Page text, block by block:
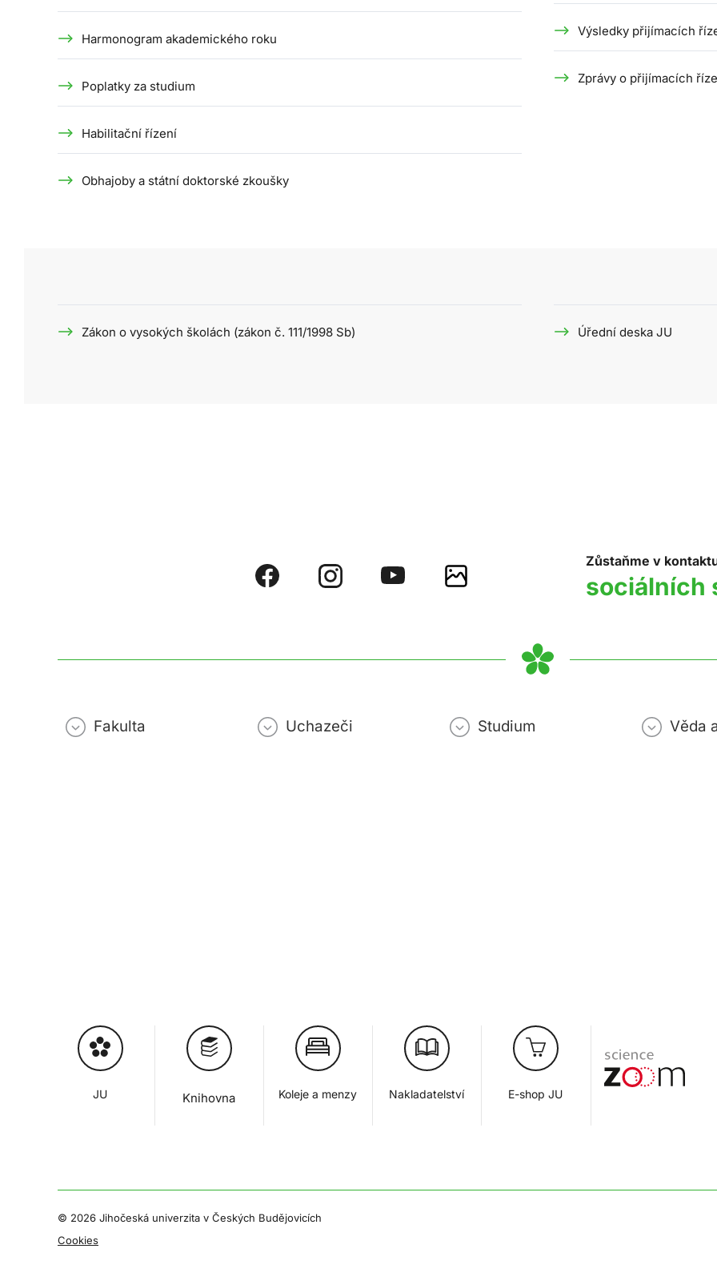
Harmonogram akademického roku
Poplatky za studium
Habilitační řízení
Obhajoby a státní doktorské zkoušky
Výsledky přijímacích
Zprávy o přijímacích
Zákon o vysokých školách (zákon č. 111/1998 Sb) Úřední deska JU
Zůstaňme v
sociálních
Fakulta Uchazeči Studium Věda
JU Knihovna Koleje a menzy Nakladatelství E-shop JU
© 2026 Jihočeská univerzita v Českých Budějovicích
Cookies